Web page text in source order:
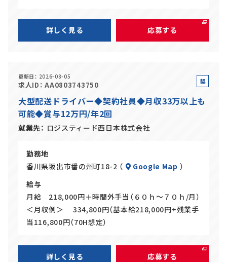
詳しく見る 応募する
更新日 2026-08-05
求人ID AA0803743750
契
社
大型配送ドライバー◆契約社員◆月収33万以上も
可能◆賞与12万円/年2回
就業先 ロジスティード西日本株式会社
勤務地
香川県坂出市番の州町18-2 （
Google Map ）
給与
月給 218,000円＋時間外手当（６０ｈ～７０ｈ/月）
＜月収例＞ 334,800円（基本給218,000円+残業手
当116,800円（70H想定）
詳しく見る 応募する